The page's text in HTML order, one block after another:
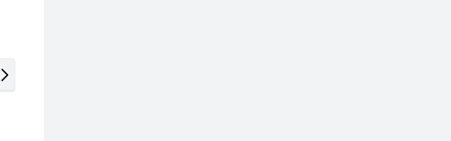
30x0.6x21 Cm Menta
Cotidiana